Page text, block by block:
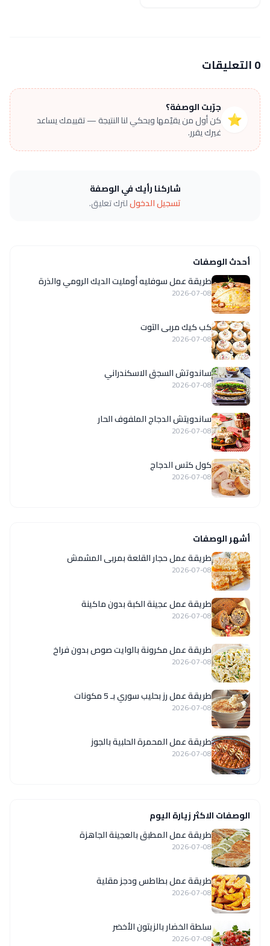
0 التعليقات
⭐
جرّبت الوصفة؟
كن أول من يقيّمها ويحكي لنا النتيجة — تقييمك يساعد
غيرك يقرر.
شاركنا رأيك في الوصفة
تسجيل الدخوللترك تعليق.
أحدث الوصفات
طريقة عمل سوفليه أومليت الديك الرومي والذرة
2026-07-08
كب كيك مربى التوت
2026-07-08
ساندوتش السجق الاسكندراني
2026-07-08
ساندويتش الدجاج الملفوف الحار
2026-07-08
كول كتس الدجاج
2026-07-08
أشهر الوصفات
طريقة عمل حجار القلعة بمربى المشمش
2026-07-08
طريقة عمل عجينة الكبة بدون ماكينة
2026-07-08
طريقة عمل مكرونة بالوايت صوص بدون فراخ
2026-07-08
طريقة عمل رز بحليب سوري بـ 5 مكونات
2026-07-08
طريقة عمل المحمرة الحلبية بالجوز
2026-07-08
الوصفات الاكثر زيارة اليوم
طريقة عمل المطبق بالعجينة الجاهزة
2026-07-08
طريقة عمل بطاطس ودجز مقلية
2026-07-08
سلطة الخضار بالزيتون الأخضر
2026-07-08